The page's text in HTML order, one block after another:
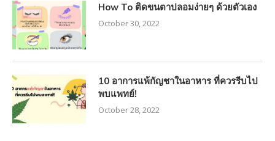
How To ติดขนตาปลอมง่ายๆ ด้วยตัวเอง
October 30, 2022
10 อาการแพ้กัญชาในอาหาร ที่ควรรีบไป
พบแพทย์!
October 28, 2022